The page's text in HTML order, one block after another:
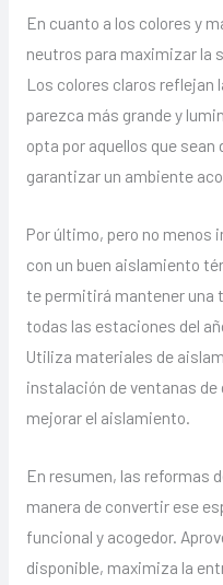
En cuanto a los colores y
neutros para maximizar la
Los colores claros reflejan
parezca más grande y
opta por aquellos que sean
garantizar un ambiente
Por último, pero no
con un buen aislamiento
te permitirá mantener una
todas las estaciones del
Utiliza materiales de
instalación de ventanas
mejorar el aislamiento.
En resumen, las reformas
manera de convertir ese
funcional y acogedor.
disponible, maximiza la